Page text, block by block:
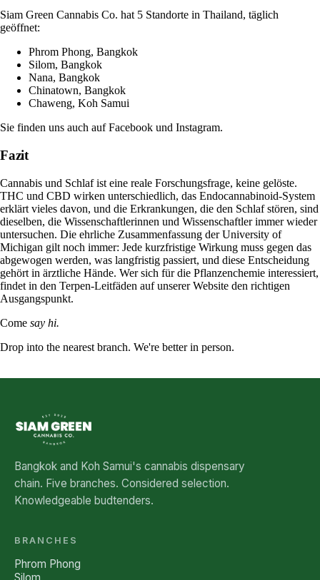
Siam Green Cannabis Co. hat 5 Standorte in Thailand, täglich
geöffnet:
Phrom Phong, Bangkok
Silom, Bangkok
Nana, Bangkok
Chinatown, Bangkok
Chaweng, Koh Samui
Sie finden uns auch aufFacebook und Instagram.
Fazit
Cannabis und Schlaf ist eine reale Forschungsfrage, keine gelöste.
THC und CBD wirken unterschiedlich, das Endocannabinoid-System
erklärt vieles davon, und die Erkrankungen, die den Schlaf stören, sind
dieselben, die Wissenschaftlerinnen und Wissenschaftler immer wieder
untersuchen. Die ehrliche Zusammenfassung der University of
Michigan gilt noch immer: Jede kurzfristige Wirkung muss gegen das
abgewogen werden, was langfristig passiert, und diese Entscheidung
gehört in ärztliche Hände. Wer sich für die Pflanzenchemie interessiert,
findet in den Terpen-Leitfäden auf unserer Website den richtigen
Ausgangspunkt.
Come say hi.
Drop into the nearest branch. We're better in person.
Bangkok and Koh Samui's cannabis dispensary
chain. Five branches. Considered selection.
Knowledgeable budtenders.
BRANCHES
Phrom Phong